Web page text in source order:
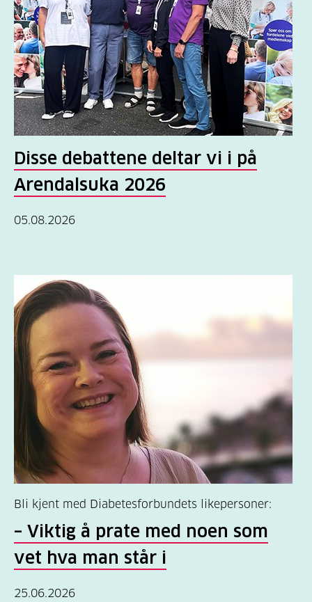
Disse debattene deltar vi i på
Arendalsuka 2026
05.08.2026
Bli kjent med Diabetesforbundets likepersoner:
– Viktig å prate med noen som
vet hva man står i
25.06.2026